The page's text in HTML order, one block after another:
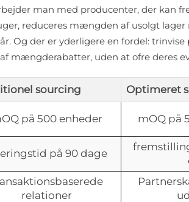
man med producenter, der kan
reduceres mængden af usolgt
Og der er yderligere en fordel:
mængderabatter, uden at ofre deres
sourcing Optimeret
på 500 enheder mOQ på
på 90 dage
relationer